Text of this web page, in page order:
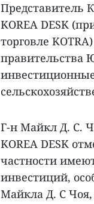
Представитель
KOREA DESK
торговле
правительства
Г-н Майкл Д. С.
KOREA DESK
частности
инвестиций,
Майкла Д. С